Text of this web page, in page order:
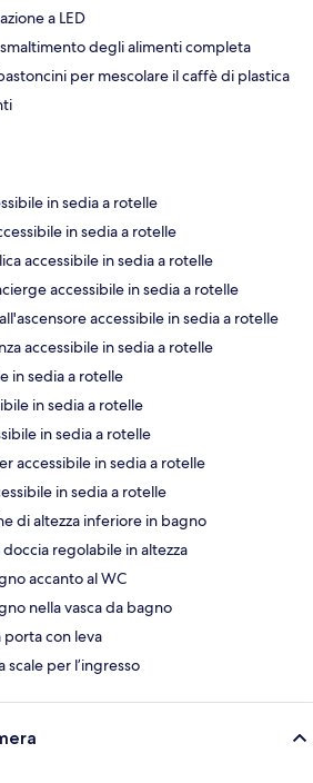
a LED
degli alimenti completa
per mescolare il caffè di plastica
in sedia a rotelle
in sedia a rotelle
accessibile in sedia a rotelle
accessibile in sedia a rotelle
accessibile in sedia a rotelle
accessibile in sedia a rotelle
in sedia a rotelle
in sedia a rotelle
in sedia a rotelle
accessibile in sedia a rotelle
in sedia a rotelle
di altezza inferiore in bagno
regolabile in altezza
accanto al WC
nella vasca da bagno
con leva
scale per l’ingresso